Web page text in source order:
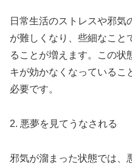
日常生活のストレスや邪気
が難しくなり、些細なこと
ることが増えます。この状
キが効かなくなっているこ
必要です。
2. 悪夢を見てうなされる
邪気が溜まった状態では、